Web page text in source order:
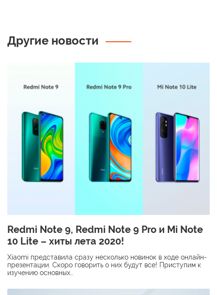
Другие новости
Redmi Note 9, Redmi Note 9 Pro и Mi Note
10 Lite – хиты лета 2020!
Xiaomi представила сразу несколько новинок в ходе онлайн-
презентации. Скоро говорить о них будут все! Приступим к
изучению основных…